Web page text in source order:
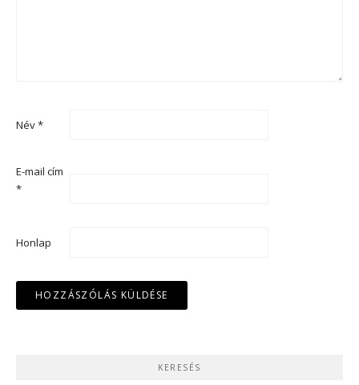
Név*
E-mail cím
*
Honlap
KERESÉS